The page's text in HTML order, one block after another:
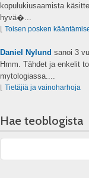
kopulukiusaamista
hyvä�...
⌊ Toisen posken
Daniel Nylund sanoi 3
Hmm. Tähdet ja enkelit
mytologiassa....
⌊ Tietäjiä ja vainoharhoja
Hae teoblogista